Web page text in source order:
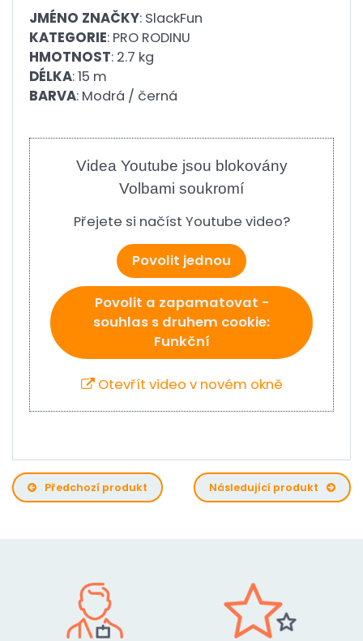
JMÉNO ZNAČKY: SlackFun
KATEGORIE: PRO RODINU
HMOTNOST: 2.7 kg
DÉLKA: 15 m
BARVA: Modrá / černá
Videa Youtube jsou blokovány
Volbami soukromí
Přejete si načíst Youtube video?
Povolit jednou
Povolit a zapamatovat -
souhlas s druhem cookie:
Funkční
Otevřít video v novém okně
Předchozí produkt Následující produkt